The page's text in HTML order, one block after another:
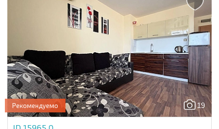
19
Рекомендуемо